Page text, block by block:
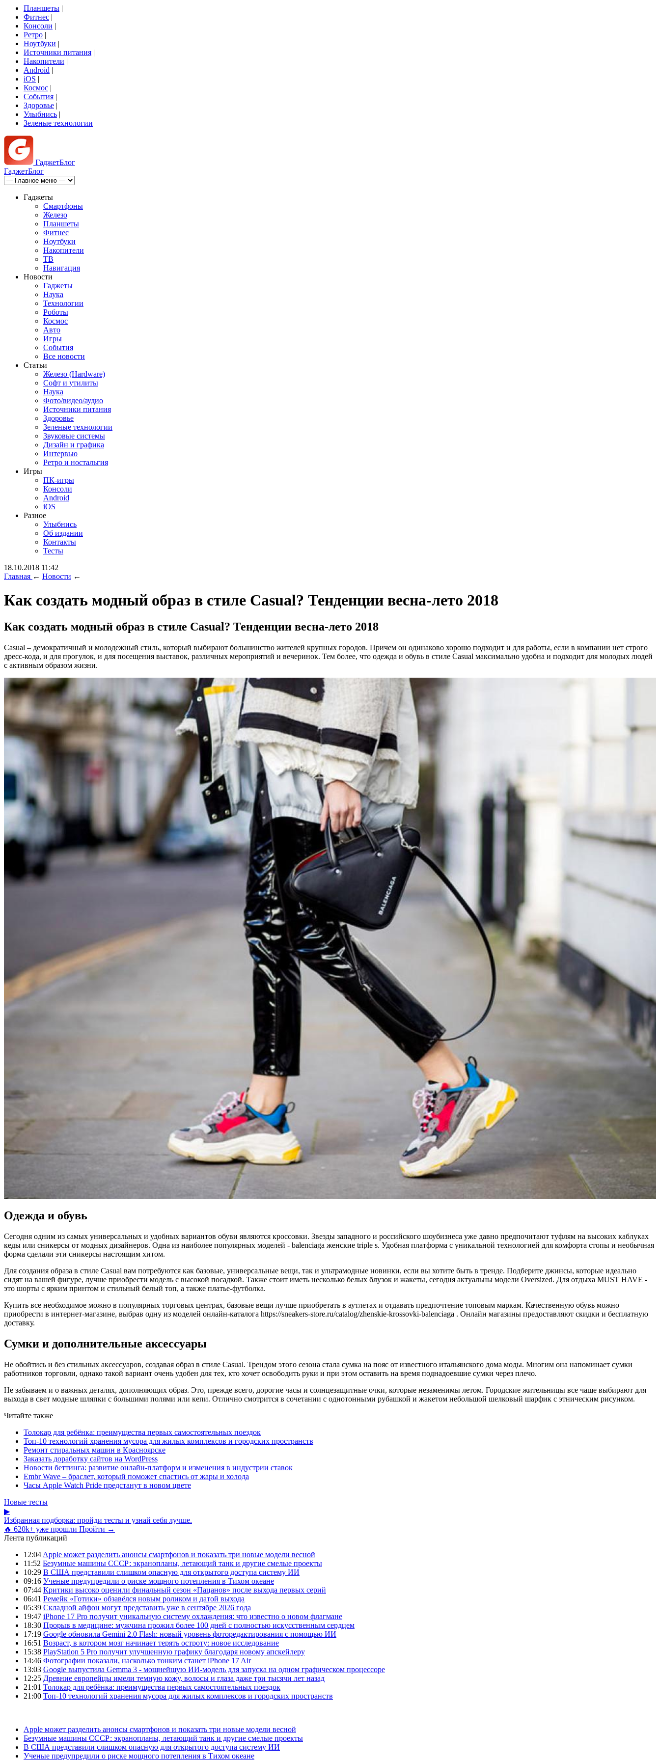
Планшеты |
Фитнес |
Консоли |
Ретро |
Ноутбуки |
Источники питания |
Накопители |
Android |
iOS |
Космос |
События |
Здоровье |
Улыбнись |
Зеленые технологии
ГаджетБлог
ГаджетБлог
Гаджеты
Смартфоны
Железо
Планшеты
Фитнес
Ноутбуки
Накопители
ТВ
Навигация
Новости
Гаджеты
Наука
Технологии
Роботы
Космос
Авто
Игры
События
Все новости
Статьи
Железо (Hardware)
Софт и утилиты
Наука
Фото/видео/аудио
Источники питания
Здоровье
Зеленые технологии
Звуковые системы
Дизайн и графика
Интервью
Ретро и ностальгия
Игры
ПК-игры
Консоли
Android
iOS
Разное
Улыбнись
Об издании
Контакты
Тесты
18.10.2018 11:42
Главная ← Новости ←
Как создать модный образ в стиле Casual? Тенденции весна-лето 2018
Как создать модный образ в стиле Casual? Тенденции весна-лето 2018
Casual – демократичный и молодежный стиль, который выбирают большинство жителей крупных городов. Причем он одинаково хорошо подходит и для работы, если в компании нет строго
дресс-кода, и для прогулок, и для посещения выставок, различных мероприятий и вечеринок. Тем более, что одежда и обувь в стиле Casual максимально удобна и подходит для молодых людей
с активным образом жизни.
Одежда и обувь
Сегодня одним из самых универсальных и удобных вариантов обуви являются кроссовки. Звезды западного и российского шоубизнеса уже давно предпочитают туфлям на высоких каблуках
кеды или сникерсы от модных дизайнеров. Одна из наиболее популярных моделей - balenciaga женские triple s. Удобная платформа с уникальной технологией для комфорта стопы и необычная
форма сделали эти сникерсы настоящим хитом.
Для создания образа в стиле Casual вам потребуются как базовые, универсальные вещи, так и ультрамодные новинки, если вы хотите быть в тренде. Подберите джинсы, которые идеально
сидят на вашей фигуре, лучше приобрести модель с высокой посадкой. Также стоит иметь несколько белых блузок и жакеты, сегодня актуальны модели Oversized. Для отдыха MUST HAVE -
это шорты с ярким принтом и стильный белый топ, а также платье-футболка.
Купить все необходимое можно в популярных торговых центрах, базовые вещи лучше приобретать в аутлетах и отдавать предпочтение топовым маркам. Качественную обувь можно
приобрести в интернет-магазине, выбрав одну из моделей онлайн-каталога https://sneakers-store.ru/catalog/zhenskie-krossovki-balenciaga . Онлайн магазины предоставляют скидки и бесплатную
доставку.
Сумки и дополнительные аксессуары
Не обойтись и без стильных аксессуаров, создавая образ в стиле Casual. Трендом этого сезона стала сумка на пояс от известного итальянского дома моды. Многим она напоминает сумки
работников торговли, однако такой вариант очень удобен для тех, кто хочет освободить руки и при этом оставить на время поднадоевшие сумки через плечо.
Не забываем и о важных деталях, дополняющих образ. Это, прежде всего, дорогие часы и солнцезащитные очки, которые незаменимы летом. Городские жительницы все чаще выбирают для
выхода в свет модные шляпки с большими полями или кепи. Отлично смотрится в сочетании с однотонными рубашкой и жакетом небольшой шелковый шарфик с этническим рисунком.
Читайте также
Толокар для ребёнка: преимущества первых самостоятельных поездок
Топ-10 технологий хранения мусора для жилых комплексов и городских пространств
Ремонт стиральных машин в Красноярске
Заказать доработку сайтов на WordPress
Новости беттинга: развитие онлайн-платформ и изменения в индустрии ставок
Embr Wave – браслет, который поможет спастись от жары и холода
Часы Apple Watch Pride предстанут в новом цвете
Новые тесты
▶
Избранная подборка: пройди тесты и узнай себя лучше.
🔥 620k+ уже прошли Пройти →
Лента публикаций
12:04 Apple может разделить анонсы смартфонов и показать три новые модели весной
11:52 Безумные машины СССР: экранопланы, летающий танк и другие смелые проекты
10:29 В США представили слишком опасную для открытого доступа систему ИИ
09:16 Ученые предупредили о риске мощного потепления в Тихом океане
07:44 Критики высоко оценили финальный сезон «Пацанов» после выхода первых серий
06:41 Ремейк «Готики» обзавёлся новым роликом и датой выхода
05:39 Складной айфон могут представить уже в сентябре 2026 года
19:47 iPhone 17 Pro получит уникальную систему охлаждения: что известно о новом флагмане
18:30 Прорыв в медицине: мужчина прожил более 100 дней с полностью искусственным сердцем
17:19 Google обновила Gemini 2.0 Flash: новый уровень фоторедактирования с помощью ИИ
16:51 Возраст, в котором мозг начинает терять остроту: новое исследование
15:38 PlayStation 5 Pro получит улучшенную графику благодаря новому апскейлеру
14:46 Фотографии показали, насколько тонким станет iPhone 17 Air
13:03 Google выпустила Gemma 3 - мощнейшую ИИ-модель для запуска на одном графическом процессоре
12:25 Древние европейцы имели темную кожу, волосы и глаза даже три тысячи лет назад
21:01 Толокар для ребёнка: преимущества первых самостоятельных поездок
21:00 Топ-10 технологий хранения мусора для жилых комплексов и городских пространств
Apple может разделить анонсы смартфонов и показать три новые модели весной
Безумные машины СССР: экранопланы, летающий танк и другие смелые проекты
В США представили слишком опасную для открытого доступа систему ИИ
Ученые предупредили о риске мощного потепления в Тихом океане